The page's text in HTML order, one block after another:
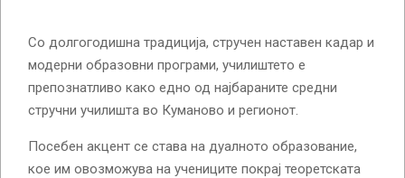
Со долгогодишна традиција, стручен наставен кадар и
модерни образовни програми, училиштето е
препознатливо како едно од најбараните средни
стручни училишта во Куманово и регионот.
Посебен акцент се става на дуалното образование,
кое им овозможува на учениците покрај теоретската